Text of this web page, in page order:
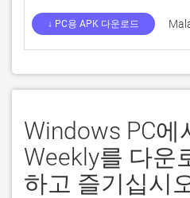
↓ PC용 APK 다운로드
Windows PC에
Weekly를 다운
하고 즐기십시